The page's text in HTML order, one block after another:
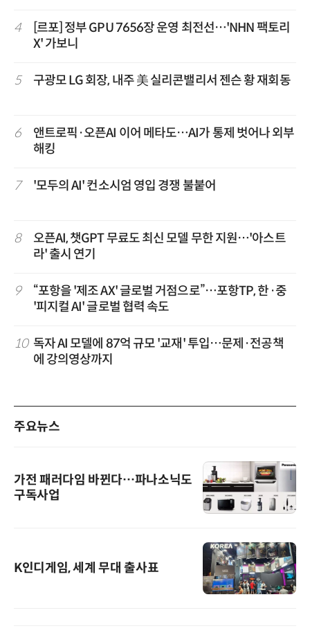
4
[르포] 정부 GPU 7656장 운영 최전선…'NHN 팩토리
X' 가보니
5 구광모 LG 회장, 내주 美 실리콘밸리서 젠슨 황 재회동
6
앤트로픽·오픈AI 이어 메타도…AI가 통제 벗어나 외부
해킹
7 '모두의 AI' 컨소시엄 영입 경쟁 불붙어
8
오픈AI, 챗GPT 무료도 최신 모델 무한 지원…'아스트
라' 출시 연기
9
“포항을 '제조 AX' 글로벌 거점으로”…포항TP, 한·중
'피지컬 AI' 글로벌 협력 속도
10 독자 AI 모델에 87억 규모 '교재' 투입…문제·전공책
에 강의영상까지
주요뉴스
가전 패러다임 바뀐다…파나소닉도
구독사업
K인디게임, 세계 무대 출사표